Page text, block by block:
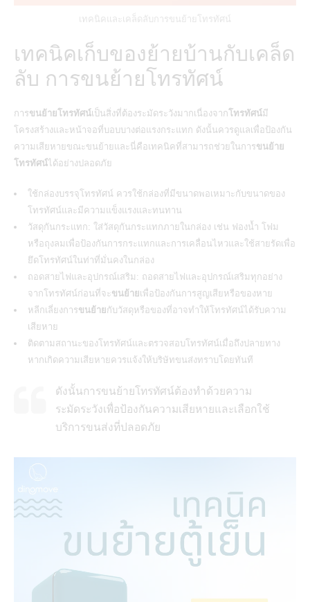
เทคนิคและเคล็ดลับการขนย้ายโทรทัศน์
เทคนิคเก็บของย้ายบ้านกับเคล็ด
ลับ การขนย้ายโทรทัศน์
การขนย้ายโทรทัศน์เป็นสิ่งที่ต้องระมัดระวังมากเนื่องจากโทรทัศน์มี
โครงสร้างและหน้าจอที่บอบบางต่อแรงกระแทก ดังนั้นควรดูแลเพื่อป้องกัน
ความเสียหายขณะขนย้ายและนี่คือเทคนิคที่สามารถช่วยในการขนย้าย
โทรทัศน์ได้อย่างปลอดภัย
ใช้กล่องบรรจุโทรทัศน์ ควรใช้กล่องที่มีขนาดพอเหมาะกับขนาดของ
โทรทัศน์และมีความแข็งแรงและทนทาน
วัสดุกันกระแทก: ใส่วัสดุกันกระแทกภายในกล่อง เช่น ฟองน้ำ โฟม
หรือถุงลมเพื่อป้องกันการกระแทกและการเคลื่อนไหวและใช้สายรัดเพื่อ
ยึดโทรทัศน์ในท่าที่มั่นคงในกล่อง
ถอดสายไฟและอุปกรณ์เสริม: ถอดสายไฟและอุปกรณ์เสริมทุกอย่าง
จากโทรทัศน์ก่อนที่จะขนย้ายเพื่อป้องกันการสูญเสียหรือของหาย
หลีกเลี่ยงการขนย้ายกับวัสดุหรือของที่อาจทำให้โทรทัศน์ได้รับความ
เสียหาย
ติดตามสถานะของโทรทัศน์และตรวจสอบโทรทัศน์เมื่อถึงปลายทาง
หากเกิดความเสียหายควรแจ้งให้บริษัทขนส่งทราบโดยทันที
ดังนั้นการขนย้ายโทรทัศน์ต้องทำด้วยความ
ระมัดระวังเพื่อป้องกันความเสียหายและเลือกใช้
บริการขนส่งที่ปลอดภัย